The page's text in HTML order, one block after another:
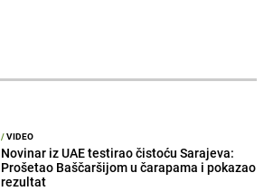
/VIDEO
Novinar iz UAE testirao čistoću Sarajeva:
Prošetao Baščaršijom u čarapama i pokazao
rezultat